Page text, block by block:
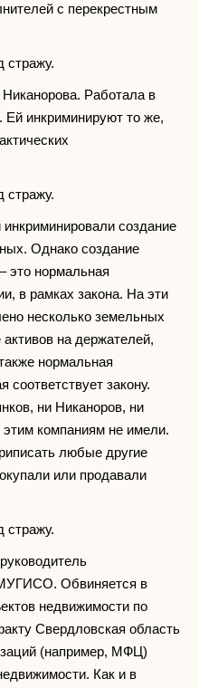
с перекрестным
стражу.
Работала в
инкриминируют то же,
стражу.
создание
Однако создание
это нормальная
в рамках закона. На эти
несколько земельных
на держателей,
нормальная
соответствует закону.
ни Никаноров, ни
этим компаниям не имели.
любые другие
или продавали
стражу.
Обвиняется в
недвижимости по
Свердловская область
(например, МФЦ)
Как и в